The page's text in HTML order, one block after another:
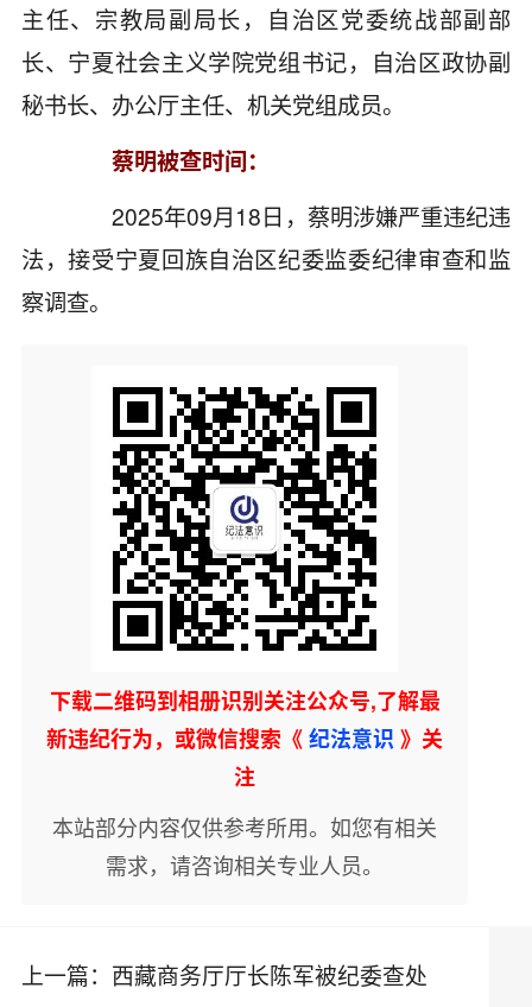
主任、宗教局副局长，自治区党委统战部副部
长、宁夏社会主义学院党组书记，自治区政协副
秘书长、办公厅主任、机关党组成员。
蔡明被查时间：
2025年09月18日，蔡明涉嫌严重违纪违
法，接受宁夏回族自治区纪委监委纪律审查和监
察调查。
下载二维码到相册识别关注公众号,了解最
新违纪行为，或微信搜索《纪法意识 》关
注
本站部分内容仅供参考所用。如您有相关
需求，请咨询相关专业人员。
上一篇： 西藏商务厅厅长陈军被纪委查处